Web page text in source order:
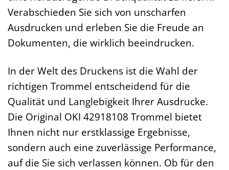
Verabschieden Sie sich von unscharfen
Ausdrucken und erleben Sie die Freude an
Dokumenten, die wirklich beeindrucken.
In der Welt des Druckens ist die Wahl der
richtigen Trommel entscheidend für die
Qualität und Langlebigkeit Ihrer Ausdrucke.
Die Original OKI 42918108 Trommel bietet
Ihnen nicht nur erstklassige Ergebnisse,
sondern auch eine zuverlässige Performance,
auf die Sie sich verlassen können. Ob für den